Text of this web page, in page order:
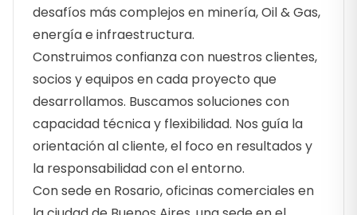
desafíos más complejos en minería, Oil & Gas,
energía e infraestructura.
Construimos confianza con nuestros clientes,
socios y equipos en cada proyecto que
desarrollamos. Buscamos soluciones con
capacidad técnica y flexibilidad. Nos guía la
orientación al cliente, el foco en resultados y
la responsabilidad con el entorno.
Con sede en Rosario, oficinas comerciales en